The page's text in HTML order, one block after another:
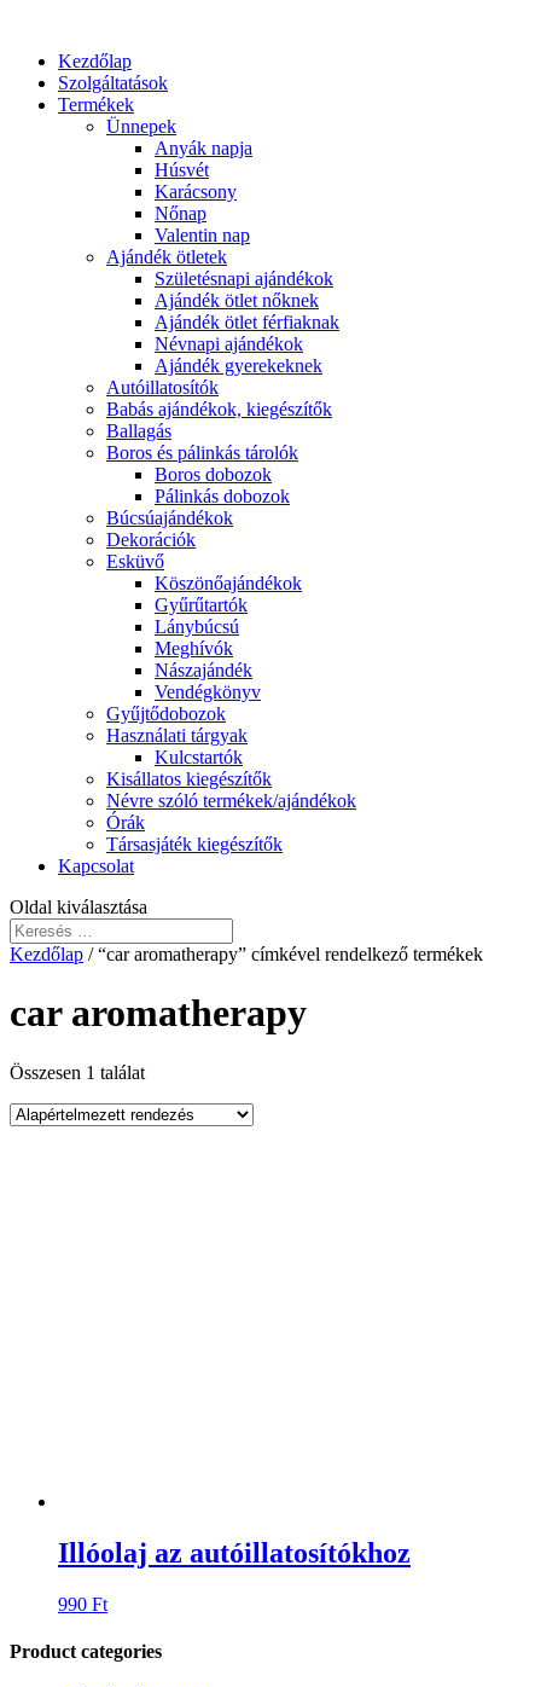
Kezdőlap
Szolgáltatások
Termékek
Ünnepek
Anyák napja
Húsvét
Karácsony
Nőnap
Valentin nap
Ajándék ötletek
Születésnapi ajándékok
Ajándék ötlet nőknek
Ajándék ötlet férfiaknak
Névnapi ajándékok
Ajándék gyerekeknek
Autóillatosítók
Babás ajándékok, kiegészítők
Ballagás
Boros és pálinkás tárolók
Boros dobozok
Pálinkás dobozok
Búcsúajándékok
Dekorációk
Esküvő
Köszönőajándékok
Gyűrűtartók
Lánybúcsú
Meghívók
Nászajándék
Vendégkönyv
Gyűjtődobozok
Használati tárgyak
Kulcstartók
Kisállatos kiegészítők
Névre szóló termékek/ajándékok
Órák
Társasjáték kiegészítők
Kapcsolat
Oldal kiválasztása
Kezdőlap / “car aromatherapy” címkével rendelkező termékek
car aromatherapy
Összesen 1 találat
Illóolaj az autóillatosítókhoz
990 Ft
Product categories